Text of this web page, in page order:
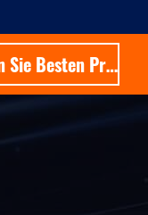
Erhalten Sie Besten Preis